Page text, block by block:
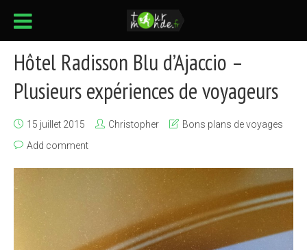
Hôtel Radisson Blu d’Ajaccio –
Plusieurs expériences de voyageurs
15 juillet 2015 Christopher
Bons plans de voyages
Add comment